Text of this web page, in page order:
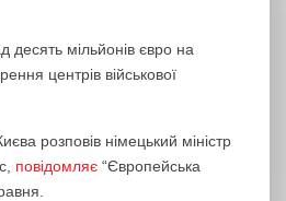
десять мільйонів євро на
центрів військової
розповів німецький міністр
повідомляє “Європейська